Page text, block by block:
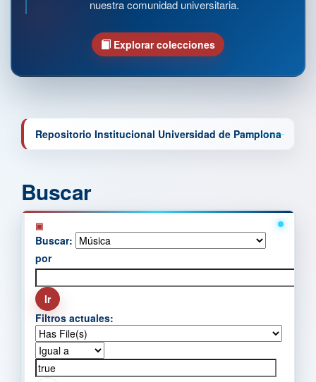
nuestra comunidad universitaria.
Explorar colecciones
Repositorio Institucional Universidad de Pamplona
Buscar
Buscar:
por
Filtros actuales: